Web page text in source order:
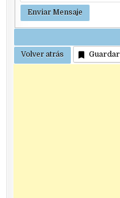
Guardar